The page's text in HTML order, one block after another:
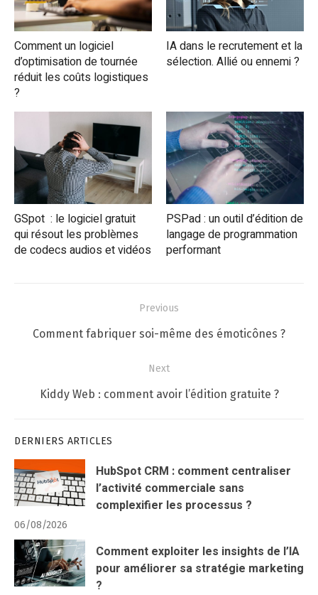
Comment un logiciel
d’optimisation de tournée
réduit les coûts logistiques
?
IA dans le recrutement et la
sélection. Allié ou ennemi ?
GSpot : le logiciel gratuit
qui résout les problèmes
de codecs audios et vidéos
PSPad : un outil d’édition de
langage de programmation
performant
Previous
Previous
Comment fabriquer soi-même des émoticônes ?
Next
Next
Kiddy Web : comment avoir l’édition gratuite ?
DERNIERS ARTICLES
HubSpot CRM : comment centraliser
l’activité commerciale sans
complexifier les processus ?
06/08/2026
Comment exploiter les insights de l’IA
pour améliorer sa stratégie marketing
?